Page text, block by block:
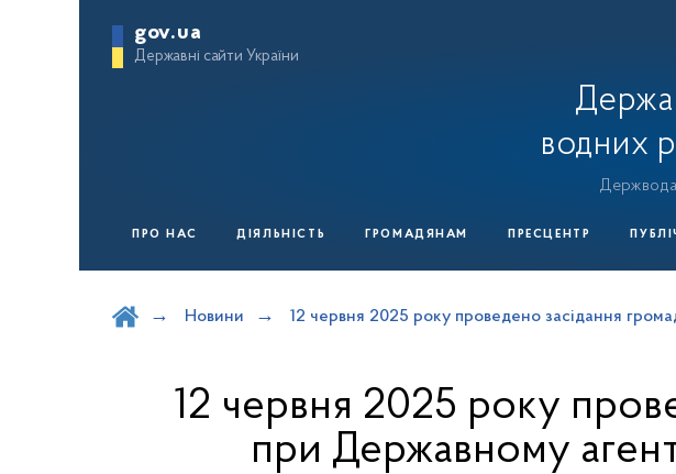
gov.ua
Державні сайти України
водних
ПРО НАС ДІЯЛЬНІСТЬ ГРОМАДЯНАМ ПРЕСЦЕНТР
Новини 12 червня 2025 року проведено засідання
12 червня 2025 року
при Державному